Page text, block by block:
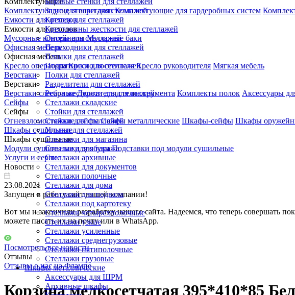
Задние стенки для стеллажей
Крепеж для стеллажей
Крестовины жесткости для стеллажей
Опоры для стеллажей
Переходники для стеллажей
Планки для стеллажей
Подпятники для стеллажей
Полки для стеллажей
Разделители для стеллажей
Ребра жесткости для стеллажей
Стеллажи складские
Стойки для стеллажей
Стяжки для стеллажей
Уголки для стеллажей
Стеллажи для магазина
Стеллажи для гаража
Стеллажи архивные
Стеллажи для документов
Стеллажи полочные
Стеллажи для дома
Стеллажи для подвала
Стеллажи под картотеку
Стеллажи четырехполочные
Стеллажи узкие
Стеллажи усиленные
Стеллажи среднегрузовые
Стеллажи пятиполочные
Стеллажи грузовые
Шкафы металлические
Аксессуары для ШРМ
Архивные шкафы
Комплектующие для верстаков Комплектующие для гардеробных систем
Емкости для отходов
Емкости для отходов
Мусорные контейнеры Мусорные баки
Офисная мебель
Офисная мебель
Кресло оператора Кресло посетителя Кресло руководителя Мягкая мебель
Верстаки
Верстаки
Верстаки слесарные Держатель для инструмента Комплекты полок Аксессуары
Сейфы
Сейфы
Огневзломостойкие сейфы Сейфы металлические Шкафы-сейфы Шкафы
Шкафы сушильные
Шкафы сушильные
Модули сушильные для обуви Подставки под модули сушильные
Услуги и сервис
Новости
23.08.2021
Запущен в работу сайт нашей компании!
Вот мы и закончили разработку нашего сайта. Надеемся, что теперь совершать
можете писать их на почту или в WhatsApp.
Посмотреть все новости
Отзывы
Отзывы о нас на Флампе
Корзина мелкосетчатая 395*410*85